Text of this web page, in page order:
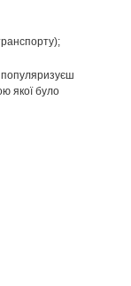
якої було